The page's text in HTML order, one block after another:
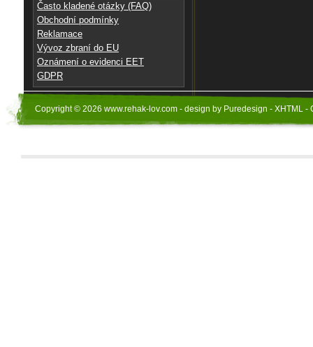
Často kladené otázky (FAQ)
Obchodní podmínky
Reklamace
Vývoz zbraní do EU
Oznámení o evidenci EET
GDPR
Copyright © 2026 www.rehak-lov.com - design by Puredesign - XHTML -